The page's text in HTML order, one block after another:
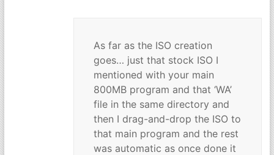
As far as the ISO creation
goes… just that stock ISO I
mentioned with your main
800MB program and that ‘WA’
file in the same directory and
then I drag-and-drop the ISO to
that main program and the rest
was automatic as once done it